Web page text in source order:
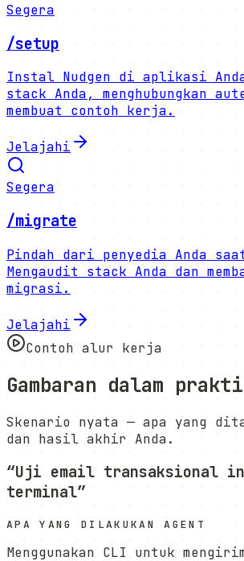
Segera
/setup
Instal Nudgen di aplikasi
stack Anda, menghubungkan
membuat contoh kerja.
Jelajahi
Segera
/migrate
Pindah dari penyedia Anda
Mengaudit stack Anda dan
migrasi.
Jelajahi
Contoh alur kerja
Gambaran dalam
Skenario nyata — apa yang
dan hasil akhir Anda.
“Uji email transaksional
terminal”
APA YANG DILAKUKAN AGENT
Menggunakan CLI untuk